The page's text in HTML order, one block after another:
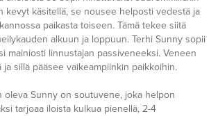
kevyt käsitellä, se nousee helposti vedestä ja
paikasta toiseen. Tämä tekee siitä
alkuun ja loppuun. Terhi Sunny sopii
mainiosti linnustajan passiveneeksi. Veneen
sillä pääsee vaikeampiinkin paikkoihin.
oleva Sunny on soutuvene, joka helpon
tarjoaa iloista kulkua pienellä, 2-4